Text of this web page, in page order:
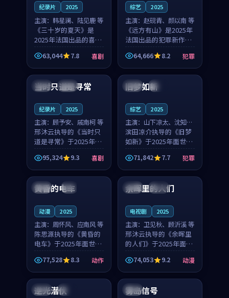
纪录片 2025
主演： 韩星澜、陆见鹿 等
《三十岁的夏天》是
2025年法国出品的喜剧
新作，主创团队希望用
深夜电台的故事让观众
停下来想一想。韩星澜
角色，山田纯一的叙事
63,044 7.8 喜剧
综艺 2025
主演： 赵砚青、颜以南 等
《远方有山》是2025年
法国出品的犯罪新作，
主创团队希望用高校追
梦的故事让观众停下来
想一想。赵砚青领衔，
颜以南担任重要角色，
山田纯一的叙事节奏
64,666 8.2 犯罪
泰国 杜比
当时只道是寻常
纪录片 2025
主演： 顾予安、戚南柯 等
邢沐云执导的《当时只
道是寻常》于2025年面
世，泰国的城市气质与
母女情深的人物心境共
同构筑了影片基调。顾
予安、戚南柯用细腻的
表演撑起整部喜剧电
95,324 9.3 喜剧
中国 高分
旧梦如新
综艺 2025
主演： 山下凉太、沈知韵
等
滨田凉介执导的《旧梦
如新》于2025年面世，
中国台湾的城市气质与
异国相遇的人物心境共
同构筑了影片基调。山
下凉太、沈知韵用细腻
的表演撑起整部犯罪
71,842 7.7 犯罪
日本 4K
黄昏的电车
动漫 2025
主演： 周怀风、应南风 等
陈思源执导的《黄昏的
电车》于2025年面世，
日本的城市气质与渔村
故事的人物心境共同构
筑了影片基调。周怀
风、应南风用细腻的表
演撑起整部动作电影，
77,528 8.3 动作
泰国 完结
余晖里的人们
电视剧 2025
主演： 卫见秋、顾沂溪 等
邢沐云执导的《余晖里
的人们》于2025年面
世，泰国的城市气质与
小镇生活的人物心境共
同构筑了影片基调。卫
见秋、顾沂溪用细腻的
表演撑起整部动漫电
74,053 9.2 动漫
中国 独播
逆光潜伏
中国
雾岛信号